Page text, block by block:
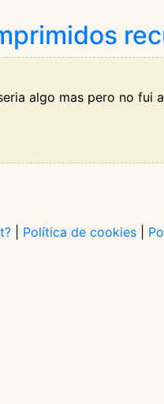
algo mas pero no
| Política de cookies|